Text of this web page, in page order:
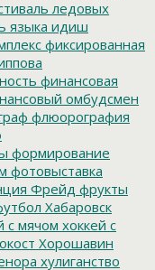
ледовых
языка идиш
фиксированная
финансовая
омбудсмен
флюорография
формирование
фотовыставка
Фрейд фрукты
Хабаровск
с мячом хоккей с
Хорошавин
хулиганство